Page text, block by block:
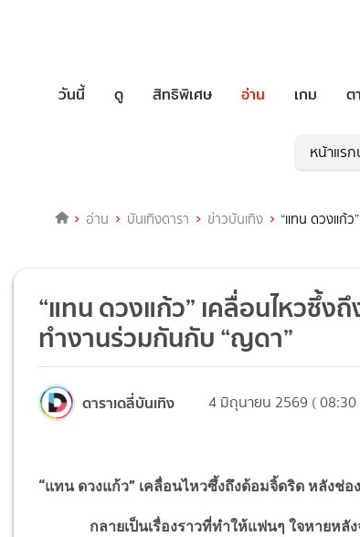
วันนี้ ดู สิทธิพิเศษ อ่าน เกม ต
หน้าแร
อ่าน บันเทิงดารา ข่าวบันเทิง “แทน ดวงแก้
“แทน ดวงแก้ว” เคลื่อนไหวซึ้
ทำงานร่วมกันกับ “ญดา”
ดาราเดลี่บันเทิง 4 มิถุนายน 2569 ( 08:30
“แทน ดวงแก้ว” เคลื่อนไหวซึ้งถึงด้อมจิ้ดริด หลังช่
กลายเป็นเรื่องราวที่ทำให้แฟนๆ ใจหายหลังจ